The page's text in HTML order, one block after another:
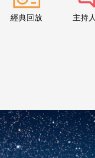
經典回放 主持人